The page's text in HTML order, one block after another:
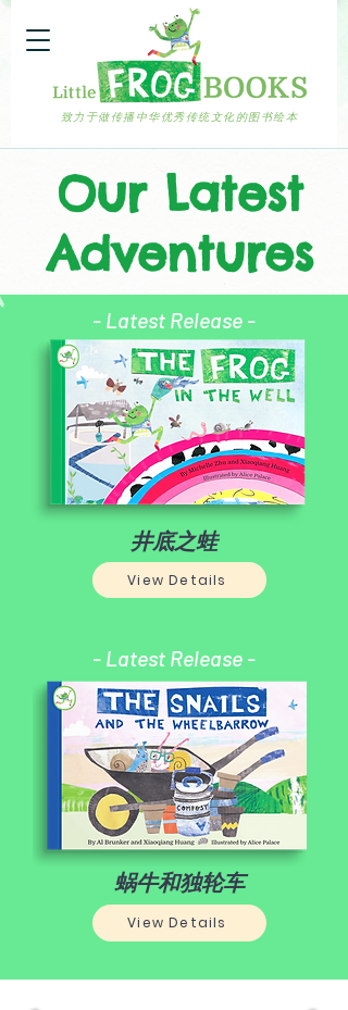
致力于做传播中华优秀传统文化的图书绘本
Our Latest
Adventures
- Latest Release -
井底之蛙
View Details
- Latest Release -
蜗牛和独轮车
View Details